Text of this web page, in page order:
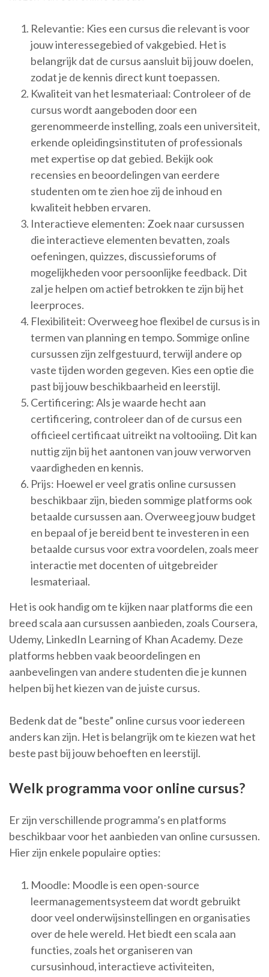
Relevantie: Kies een cursus die relevant is voor
jouw interessegebied of vakgebied. Het is
belangrijk dat de cursus aansluit bij jouw doelen,
zodat je de kennis direct kunt toepassen.
Kwaliteit van het lesmateriaal: Controleer of de
cursus wordt aangeboden door een
gerenommeerde instelling, zoals een universiteit,
erkende opleidingsinstituten of professionals
met expertise op dat gebied. Bekijk ook
recensies en beoordelingen van eerdere
studenten om te zien hoe zij de inhoud en
kwaliteit hebben ervaren.
Interactieve elementen: Zoek naar cursussen
die interactieve elementen bevatten, zoals
oefeningen, quizzes, discussieforums of
mogelijkheden voor persoonlijke feedback. Dit
zal je helpen om actief betrokken te zijn bij het
leerproces.
Flexibiliteit: Overweeg hoe flexibel de cursus is in
termen van planning en tempo. Sommige online
cursussen zijn zelfgestuurd, terwijl andere op
vaste tijden worden gegeven. Kies een optie die
past bij jouw beschikbaarheid en leerstijl.
Certificering: Als je waarde hecht aan
certificering, controleer dan of de cursus een
officieel certificaat uitreikt na voltooiing. Dit kan
nuttig zijn bij het aantonen van jouw verworven
vaardigheden en kennis.
Prijs: Hoewel er veel gratis online cursussen
beschikbaar zijn, bieden sommige platforms ook
betaalde cursussen aan. Overweeg jouw budget
en bepaal of je bereid bent te investeren in een
betaalde cursus voor extra voordelen, zoals meer
interactie met docenten of uitgebreider
lesmateriaal.
Het is ook handig om te kijken naar platforms die een
breed scala aan cursussen aanbieden, zoals Coursera,
Udemy, LinkedIn Learning of Khan Academy. Deze
platforms hebben vaak beoordelingen en
aanbevelingen van andere studenten die je kunnen
helpen bij het kiezen van de juiste cursus.
Bedenk dat de “beste” online cursus voor iedereen
anders kan zijn. Het is belangrijk om te kiezen wat het
beste past bij jouw behoeften en leerstijl.
Welk programma voor online cursus?
Er zijn verschillende programma’s en platforms
beschikbaar voor het aanbieden van online cursussen.
Hier zijn enkele populaire opties:
Moodle: Moodle is een open-source
leermanagementsysteem dat wordt gebruikt
door veel onderwijsinstellingen en organisaties
over de hele wereld. Het biedt een scala aan
functies, zoals het organiseren van
cursusinhoud, interactieve activiteiten,